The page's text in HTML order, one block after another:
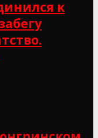
к